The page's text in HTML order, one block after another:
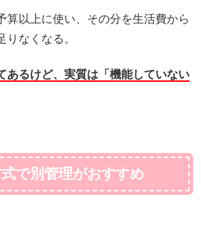
算以上に使い、その分を生活費から
なくなる。
あるけど、実質は「機能していない
で別管理がおすすめ